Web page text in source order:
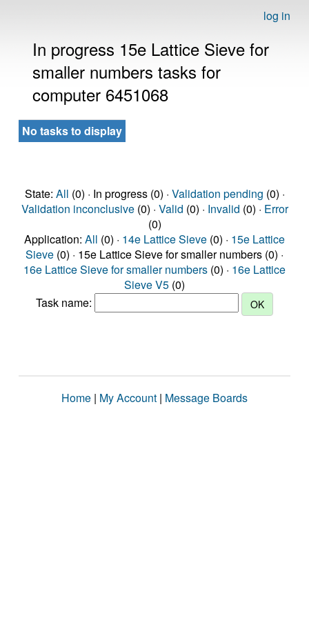
log in
In progress 15e Lattice Sieve for
smaller numbers tasks for
computer 6451068
No tasks to display
State: All (0) · In progress (0) · Validation pending (0) ·
Validation inconclusive(0) · Valid (0) · Invalid (0) · Error
(0)
Application: All (0) · 14e Lattice Sieve (0) · 15e Lattice
Sieve (0) · 15e Lattice Sieve for smaller numbers (0) ·
16e Lattice Sieve for smaller numbers (0) · 16e Lattice
Sieve V5 (0)
Task name:
Home | My Account | Message Boards